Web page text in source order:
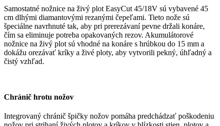
Samostatné nožnice na živý plot EasyCut 45/18V sú vybavené 45
cm dlhými diamantovými rezanými čepeľami. Tieto nože sú
špeciálne navrhnuté tak, aby pri prerezávaní pevne držali konáre,
čím sa eliminuje potreba opakovaných rezov. Akumulátorové
nožnice na živý plot sú vhodné na konáre s hrúbkou do 15 mm a
dokážu orezávať kríky a živé ploty, aby vytvorili pekný, úhľadný a
čistý vzhľad.
Chránič hrotu nožov
Integrovaný chránič špičky nožov pomáha predchádzať poškodeniu